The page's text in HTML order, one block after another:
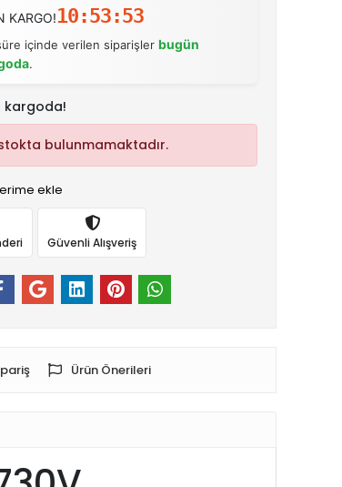
KARGO!10:53:52
içinde verilen siparişler bugün
.
kargoda!
bulunmamaktadır.
ekle
Güvenli Alışveriş
Ürün Önerileri